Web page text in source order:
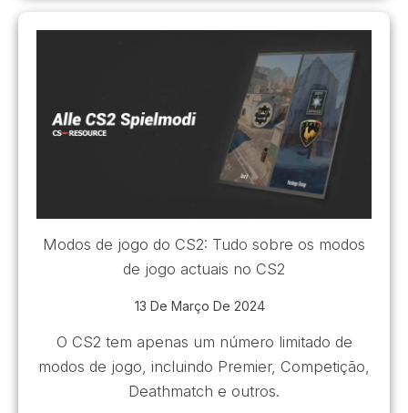
Modos de jogo do CS2: Tudo sobre os modos
de jogo actuais no CS2
13 De Março De 2024
O CS2 tem apenas um número limitado de
modos de jogo, incluindo Premier, Competição,
Deathmatch e outros.